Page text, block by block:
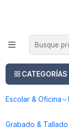
CATEGORÍAS
Escolar & Oficina
Grabado & Tallado
Set